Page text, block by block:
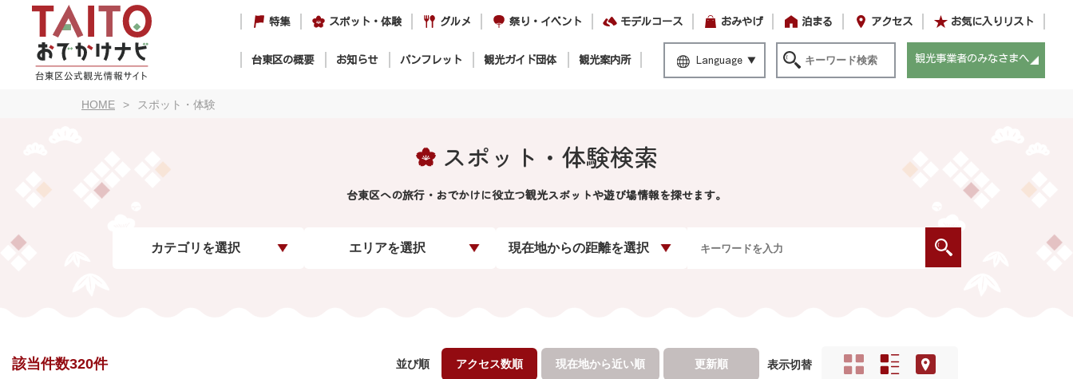
特集 スポット・体験 グルメ 祭り・イベント モデルコース おみやげ 泊まる アクセス お気に入りリスト
台東区の概要 お知らせ パンフレット 観光ガイド団体 観光案内所 Language 観光事業者のみなさまへ
HOME スポット・体験
スポット・体験検索
台東区への旅行・おでかけに役立つ観光スポットや遊び場情報を探せます。
カテゴリを選択 エリアを選択 現在地からの距離を選択
該当件数320件 並び順 アクセス数順 現在地から近い順 更新順 表示切替